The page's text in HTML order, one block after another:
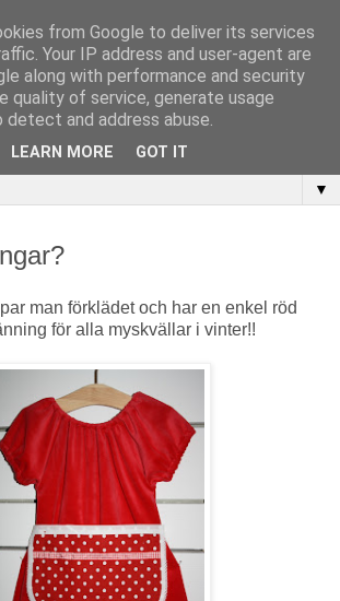
▼
man förklädet och har en enkel röd
för alla myskvällar i vinter!!
from Google to deliver its services
Your IP address and user-agent are
along with performance and security
quality of service, generate usage
and address abuse.
LEARN MORE GOT IT